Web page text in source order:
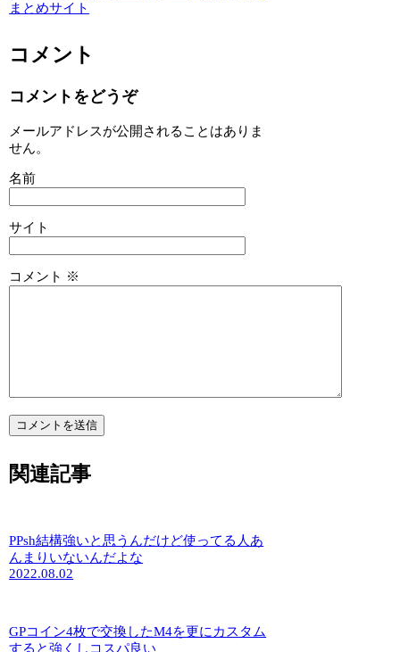
まとめサイト
コメント
コメントをどうぞ
メールアドレスが公開されることはありま
せん。
名前
サイト
コメント ※
関連記事
PPsh結構強いと思うんだけど使ってる人あ
んまりいないんだよな
2022.08.02
GPコイン4枚で交換したM4を更にカスタム
すると強くしコスパ良い